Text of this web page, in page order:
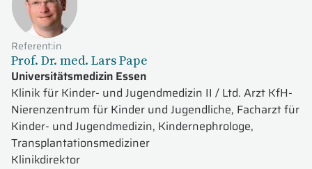
Referent:in
Prof. Dr. med. Lars Pape
Universitätsmedizin Essen
Klinik für Kinder- und Jugendmedizin II / Ltd. Arzt KfH-
Nierenzentrum für Kinder und Jugendliche, Facharzt für
Kinder- und Jugendmedizin, Kindernephrologe,
Transplantationsmediziner
Klinikdirektor